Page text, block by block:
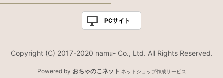
PCサイト
Copyright (C) 2017-2020 namu- Co., Ltd. All Rights Reserved.
Powered by おちゃのこネット ネットショップ作成サービス